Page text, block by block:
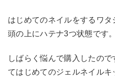
はじめてのネイルをするワタ
頭の上にハテナ3つ状態です。
しばらく悩んで購入したの
てはじめてのジェルネイル